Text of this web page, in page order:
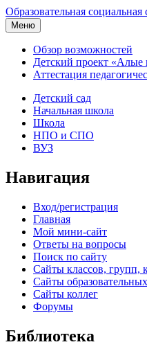
Образовательная социальная
Меню
Обзор возможностей
Детский проект «Алые
Аттестация
Детский сад
Начальная школа
Школа
НПО и СПО
ВУЗ
Навигация
Вход/регистрация
Главная
Мой мини-сайт
Ответы на вопросы
Поиск по сайту
Сайты классов, групп,
Сайты
Сайты коллег
Форумы
Библиотека